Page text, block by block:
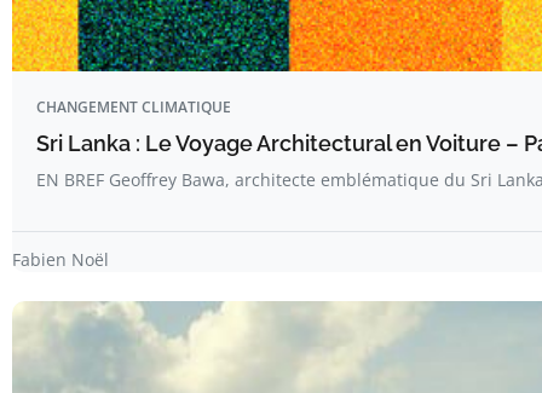
CHANGEMENT CLIMATIQUE
Sri Lanka : Le Voyage Architectural en Voiture –
EN BREF Geoffrey Bawa, architecte emblématique du Sri
Fabien Noël